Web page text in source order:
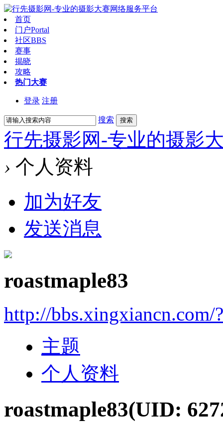
首页
门户Portal
社区BBS
赛事
揭晓
攻略
热门大赛
登录 注册
搜索 搜索
行先摄影网-专业的摄影
› 个人资料
加为好友
发送消息
roastmaple83
http://bbs.xingxiancn.com/
主题
个人资料
roastmaple83(UID: